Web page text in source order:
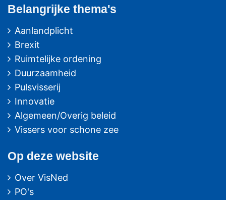
Belangrijke thema's
Aanlandplicht
Brexit
Ruimtelijke ordening
Duurzaamheid
Pulsvisserij
Innovatie
Algemeen/Overig beleid
Vissers voor schone zee
Op deze website
Over VisNed
PO's